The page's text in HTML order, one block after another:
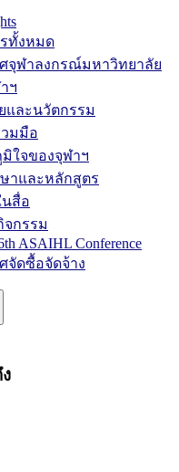
ทั้งหมด
จุฬาลงกรณ์มหาวิทยาลัย
ฯ
และนวัตกรรม
มมือ
ใจของจุฬาฯ
าและหลักสูตร
นสื่อ
กรรม
ASAIHL Conference
จัดซื้อจัดจ้าง